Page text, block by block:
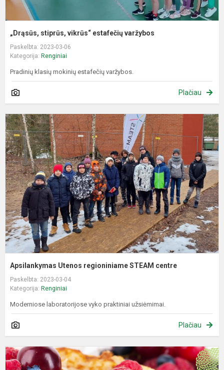
„Drąsūs, stiprūs, vikrūs“ estafečių varžybos
Paskelbta: 2023-03-06
Kategorija: Renginiai
Pradinių klasių mokinių estafečių varžybos.
Plačiau
Apsilankymas Utenos regioniniame STEAM centre
Paskelbta: 2023-03-04
Kategorija: Renginiai
Moderniose laboratorijose vyko praktiniai užsiėmimai.
Plačiau